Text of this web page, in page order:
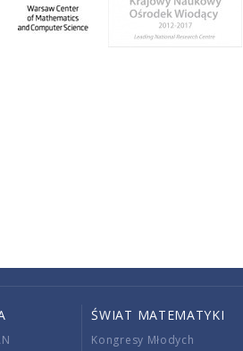
ŚWIAT MATEMATYKI
Kongresy Młodych